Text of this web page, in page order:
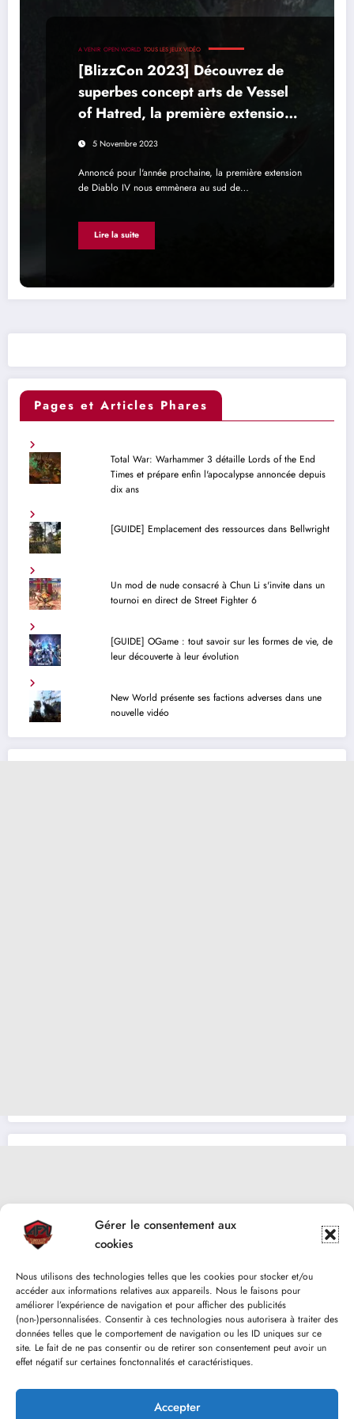
Gérer le consentement aux
cookies
Nous utilisons des technologies telles que les cookies pour stocker et/ou
accéder aux informations relatives aux appareils. Nous le faisons pour
améliorer l’expérience de navigation et pour afficher des publicités
(non-)personnalisées. Consentir à ces technologies nous autorisera à traiter des
données telles que le comportement de navigation ou les ID uniques sur ce
site. Le fait de ne pas consentir ou de retirer son consentement peut avoir un
effet négatif sur certaines fonctonnalités et caractéristiques.
Accepter
A VENIR OPEN WORLD TOUS LES JEUX VIDÉO
[BlizzCon 2023] Découvrez de
superbes concept arts de Vessel
of Hatred, la première extension
de Diablo IV
5 Novembre 2023
Annoncé pour l'année prochaine, la première extension
de Diablo IV nous emmènera au sud de…
Lire la suite
Pages et Articles Phares
Total War: Warhammer 3 détaille Lords of the End
Times et prépare enfin l'apocalypse annoncée depuis
dix ans
[GUIDE] Emplacement des ressources dans Bellwright
Un mod de nude consacré à Chun Li s'invite dans un
tournoi en direct de Street Fighter 6
[GUIDE] OGame : tout savoir sur les formes de vie, de
leur découverte à leur évolution
New World présente ses factions adverses dans une
nouvelle vidéo